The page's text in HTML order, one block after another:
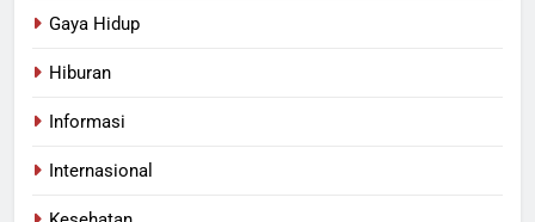
Gaya Hidup
Hiburan
Informasi
Internasional